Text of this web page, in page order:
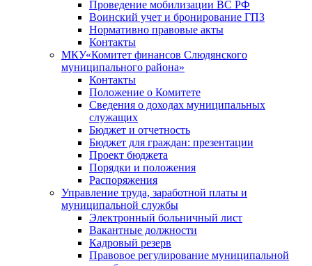
Проведение мобилизации ВС РФ
Воинский учет и бронирование ГПЗ
Нормативно правовые акты
Контакты
МКУ«Комитет финансов Слюдянского
муниципального района»
Контакты
Положение о Комитете
Сведения о доходах муниципальных
служащих
Бюджет и отчетность
Бюджет для граждан: презентации
Проект бюджета
Порядки и положения
Распоряжения
Управление труда, заработной платы и
муниципальной службы
Электронный больничный лист
Вакантные должности
Кадровый резерв
Правовое регулирование муниципальной